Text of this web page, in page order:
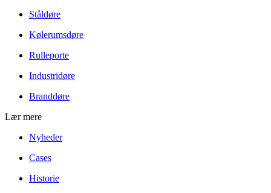
Ståldøre
Kølerumsdøre
Rulleporte
Industridøre
Branddøre
Lær mere
Nyheder
Cases
Historie